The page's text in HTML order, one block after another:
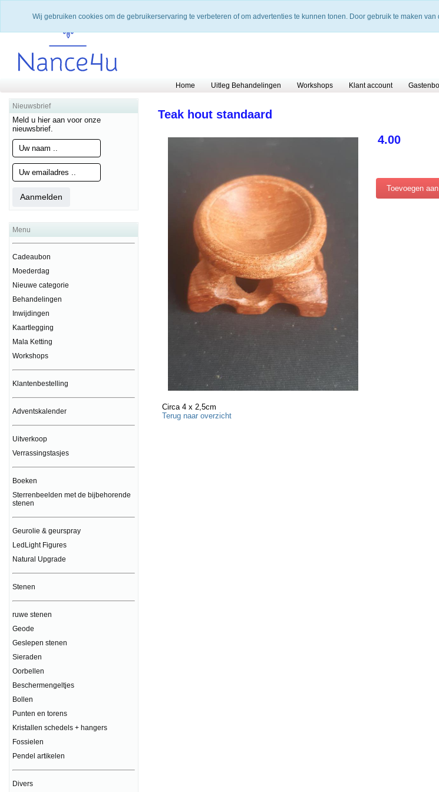
Home Uitleg Behandelingen Workshops Klant account
Nieuwsbrief
Meld u hier aan voor onze
nieuwsbrief.
Menu
Cadeaubon
Moederdag
Nieuwe categorie
Behandelingen
Inwijdingen
Kaartlegging
Mala Ketting
Workshops
Klantenbestelling
Adventskalender
Uitverkoop
Verrassingstasjes
Boeken
Sterrenbeelden met de bijbehorende
stenen
Geurolie & geurspray
LedLight Figures
Natural Upgrade
Stenen
ruwe stenen
Geode
Geslepen stenen
Sieraden
Oorbellen
Beschermengeltjes
Bollen
Punten en torens
Kristallen schedels + hangers
Fossielen
Pendel artikelen
Divers
Teak hout standaard
4.00
Circa 4 x 2,5cm
Terug naar overzicht
Wij gebruiken cookies om de gebruikerservaring te verbeteren of om advertenties te kunnen tonen. Door gebruik te maken